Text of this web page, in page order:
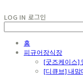
LOG IN 로그인
홈
피규어장식장
[굿즈케이스]
[디큐브] 내